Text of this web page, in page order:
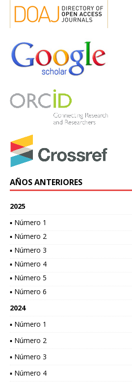
AÑOS ANTERIORES
2025
▪ Número 1
▪ Número 2
▪ Número 3
▪ Número 4
▪ Número 5
▪ Número 6
2024
▪ Número 1
▪ Número 2
▪ Número 3
▪ Número 4